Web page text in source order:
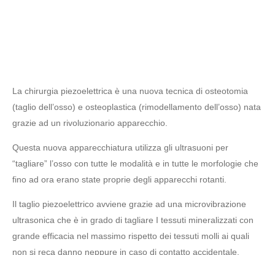
La chirurgia piezoelettrica è una nuova tecnica di osteotomia
(taglio dell’osso) e osteoplastica (rimodellamento dell’osso) nata
grazie ad un rivoluzionario apparecchio.
Questa nuova apparecchiatura utilizza gli ultrasuoni per
“tagliare” l’osso con tutte le modalità e in tutte le morfologie che
fino ad ora erano state proprie degli apparecchi rotanti.
Il taglio piezoelettrico avviene grazie ad una microvibrazione
ultrasonica che è in grado di tagliare I tessuti mineralizzati con
grande efficacia nel massimo rispetto dei tessuti molli ai quali
non si reca danno neppure in caso di contatto accidentale.